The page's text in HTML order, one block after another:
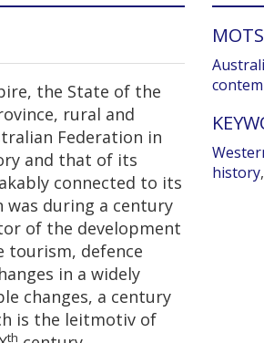
the State of the
rural and
Federation in
and that of its
connected to its
was during a century
of the development
tourism, defence
in a widely
changes, a century
is the leitmotiv of
th
history,